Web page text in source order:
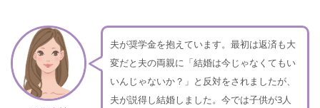
夫が奨学金を抱えています。最初は返済も大
変だと夫の両親に「結婚は今じゃなくてもい
いんじゃないか？」と反対をされましたが、
夫が説得し結婚しました。今では子供が3人